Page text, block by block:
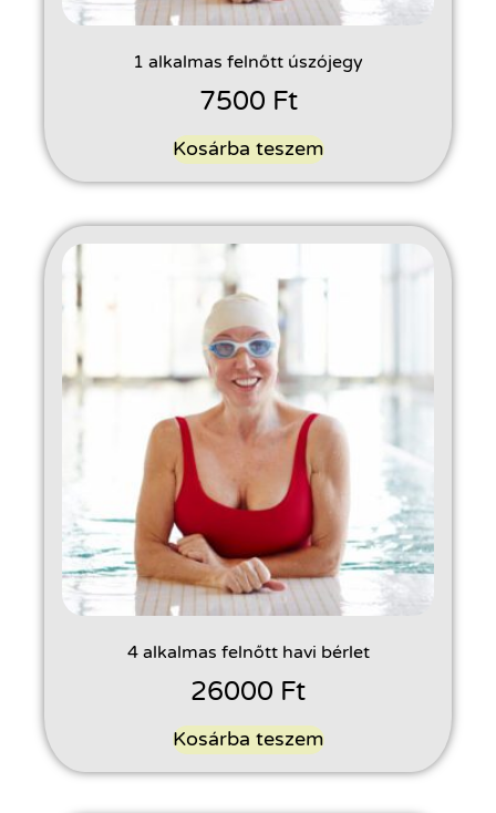
1 alkalmas felnőtt úszójegy
7500 Ft
Kosárba teszem
4 alkalmas felnőtt havi bérlet
26000 Ft
Kosárba teszem